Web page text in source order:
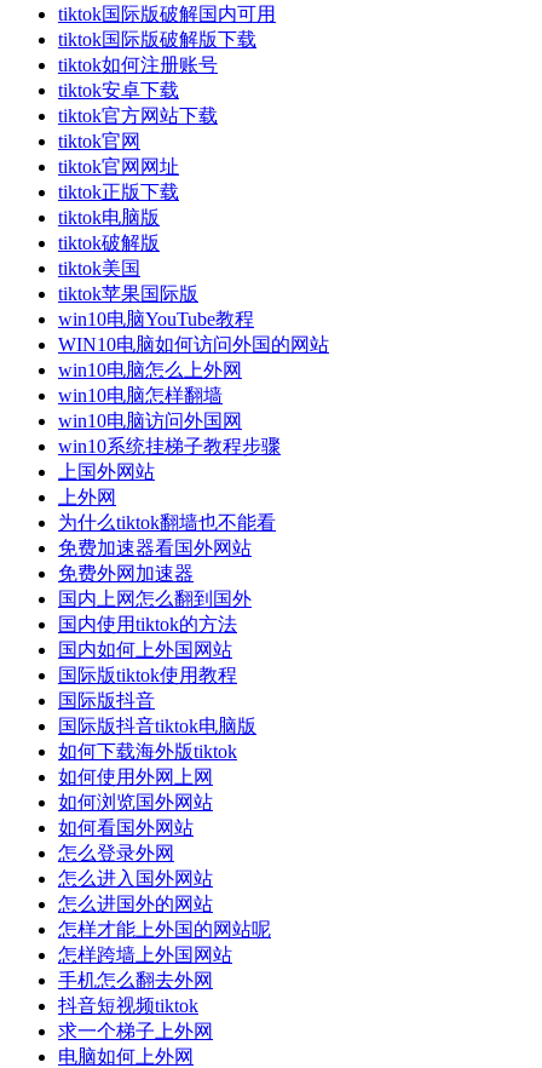
tiktok国际版破解国内可用
tiktok国际版破解版下载
tiktok如何注册账号
tiktok安卓下载
tiktok官方网站下载
tiktok官网
tiktok官网网址
tiktok正版下载
tiktok电脑版
tiktok破解版
tiktok美国
tiktok苹果国际版
win10电脑YouTube教程
WIN10电脑如何访问外国的网站
win10电脑怎么上外网
win10电脑怎样翻墙
win10电脑访问外国网
win10系统挂梯子教程步骤
上国外网站
上外网
为什么tiktok翻墙也不能看
免费加速器看国外网站
免费外网加速器
国内上网怎么翻到国外
国内使用tiktok的方法
国内如何上外国网站
国际版tiktok使用教程
国际版抖音
国际版抖音tiktok电脑版
如何下载海外版tiktok
如何使用外网上网
如何浏览国外网站
如何看国外网站
怎么登录外网
怎么进入国外网站
怎么进国外的网站
怎样才能上外国的网站呢
怎样跨墙上外国网站
手机怎么翻去外网
抖音短视频tiktok
求一个梯子上外网
电脑如何上外网